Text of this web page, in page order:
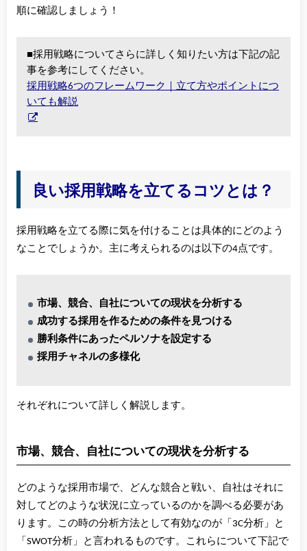
順に確認しましょう！
■採用戦略についてさらに詳しく知りたい方は下記の記
事を参考にしてください。
採用戦略6つのフレームワーク｜立て方やポイントにつ
いても解説
良い採用戦略を立てるコツとは？
採用戦略を立てる際に気を付けることは具体的にどのよう
なことでしょうか。主に考えられるのは以下の4点です。
市場、競合、自社についての現状を分析する
成功する採用を作るための条件を見つける
勝利条件にあったペルソナを設定する
採用チャネルの多様化
それぞれについて詳しく解説します。
市場、競合、自社についての現状を分析する
どのような採用市場で、どんな競合と戦い、自社はそれに
対してどのような状況に立っているのかを調べる必要があ
ります。この時の分析方法として有効なのが「3C分析」と
「SWOT分析」と言われるものです。これらについて下記で